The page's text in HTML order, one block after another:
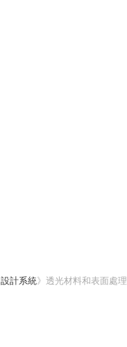
設計系統》 透光材料和表面處理